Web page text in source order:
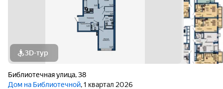
3D-тур
Библиотечная улица,38
Дом на Библиотечной, 1 квартал 2026